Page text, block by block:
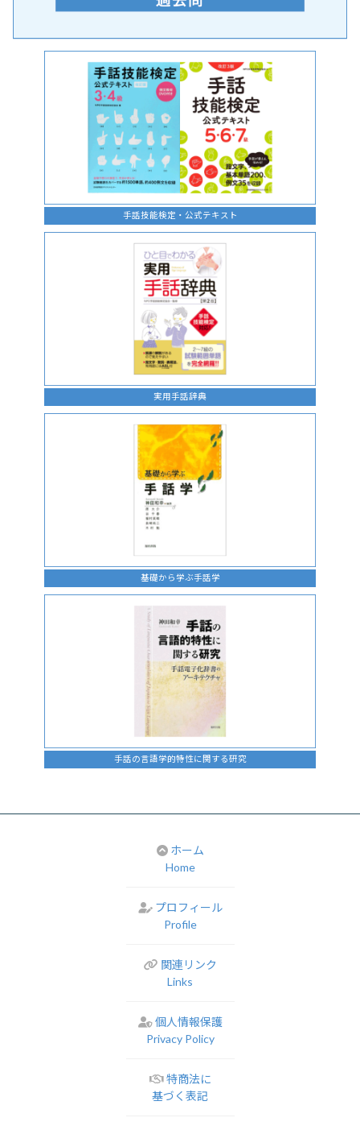
手話技能検定・公式テキスト
実用手話辞典
基礎から学ぶ手話学
手話の言語学的特性に関する研究
ホーム
Home
プロフィール
Profile
関連リンク
Links
個人情報保護
Privacy Policy
特商法に
基づく表記